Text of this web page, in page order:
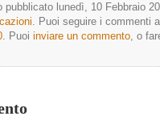
lunedì, 10 Febbraio
. Puoi seguire i commenti
. Puoi inviare un commento, o